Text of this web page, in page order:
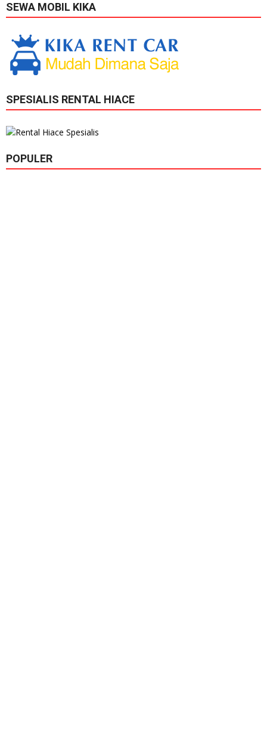
SEWA MOBIL KIKA
SPESIALIS RENTAL HIACE
POPULER